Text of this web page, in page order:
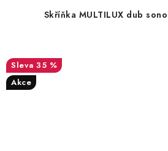
Skříňka MULTILUX dub
35 %
Akce